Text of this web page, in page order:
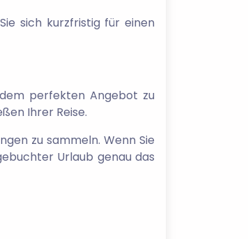
sich kurzfristig für einen
perfekten Angebot zu
Ihrer Reise.
zu sammeln. Wenn Sie
Urlaub genau das